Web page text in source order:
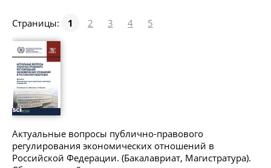
Страницы: 1 2 3 4 5
Актуальные вопросы публично-правового
регулирования экономических отношений в
Российской Федерации. (Бакалавриат, Магистратура).